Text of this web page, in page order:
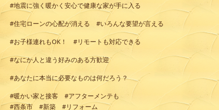
#地震に強く暖かく安心で健康な家が手に入る
#住宅ローンの心配が消える #いろんな要望が言える
#お子様連れもOK！ #リモートも対応できる
#なにか人と違う好みのある方歓迎
#あなたに本当に必要なものは何だろう？
#暖かい家と接客 #アフターメンテも
#西条市 #新築 #リフォーム